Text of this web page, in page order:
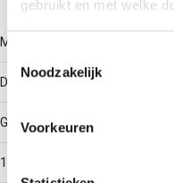
gebruikt en met welke
Informatie
Uw apparaat
op specifieke
Noodzakelijk
Voorkeuren
Model
Dubbel fixeerplaatje
Geschikt voor max.
12